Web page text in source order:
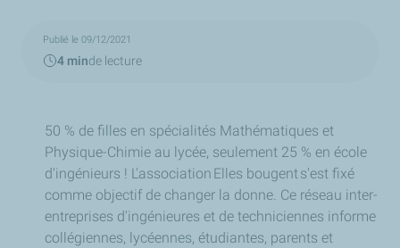
Publié le 09/12/2021
4 minde lecture
50 % de filles en spécialités Mathématiques et
Physique-Chimie au lycée, seulement 25 % en école
d'ingénieurs ! L'association Elles bougent s'est fixé
comme objectif de changer la donne. Ce réseau inter-
entreprises d'ingénieures et de techniciennes informe
collégiennes, lycéennes, étudiantes, parents et